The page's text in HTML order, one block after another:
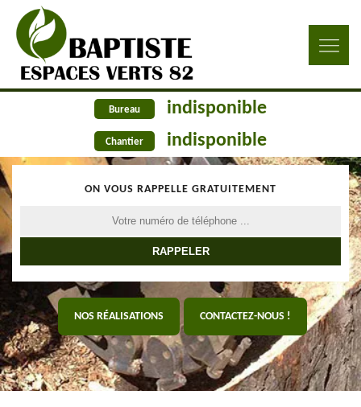
Bureau indisponible
Chantier indisponible
ON VOUS RAPPELLE GRATUITEMENT
NOS RÉALISATIONS CONTACTEZ-NOUS !